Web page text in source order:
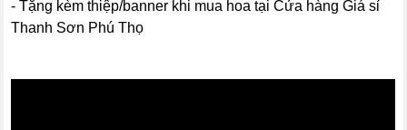
- Tặng kèm thiệp/banner khi mua hoa tại Cửa hàng Giá sỉ
Thanh Sơn Phú Thọ